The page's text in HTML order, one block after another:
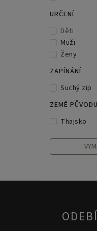
URČENÍ
Děti
Muži
Ženy
ZAPÍNÁNÍ
Suchý zip
ZEMĚ PŮVODU
Thajsko